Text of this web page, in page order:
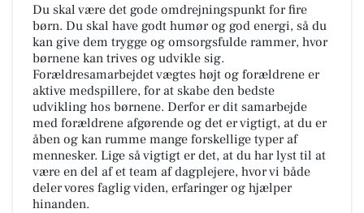
Du skal være det gode omdrejningspunkt for fire
børn. Du skal have godt humør og god energi, så du
kan give dem trygge og omsorgsfulde rammer, hvor
børnene kan trives og udvikle sig.
Forældresamarbejdet vægtes højt og forældrene er
aktive medspillere, for at skabe den bedste
udvikling hos børnene. Derfor er dit samarbejde
med forældrene afgørende og det er vigtigt, at du er
åben og kan rumme mange forskellige typer af
mennesker. Lige så vigtigt er det, at du har lyst til at
være en del af et team af dagplejere, hvor vi både
deler vores faglig viden, erfaringer og hjælper
hinanden.